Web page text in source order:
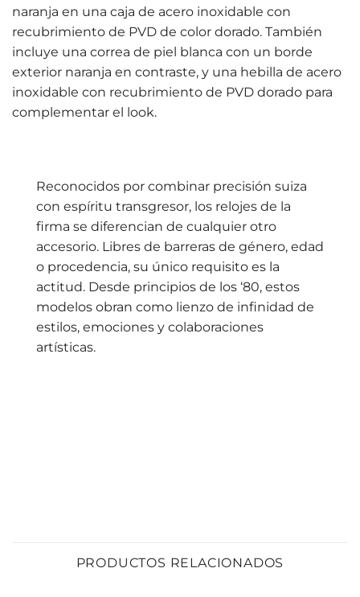
naranja en una caja de acero inoxidable con
recubrimiento de PVD de color dorado. También
incluye una correa de piel blanca con un borde
exterior naranja en contraste, y una hebilla de acero
inoxidable con recubrimiento de PVD dorado para
complementar el look.
Reconocidos por combinar precisión suiza
con espíritu transgresor, los relojes de la
firma se diferencian de cualquier otro
accesorio. Libres de barreras de género, edad
o procedencia, su único requisito es la
actitud. Desde principios de los ‘80, estos
modelos obran como lienzo de infinidad de
estilos, emociones y colaboraciones
artísticas.
PRODUCTOS RELACIONADOS